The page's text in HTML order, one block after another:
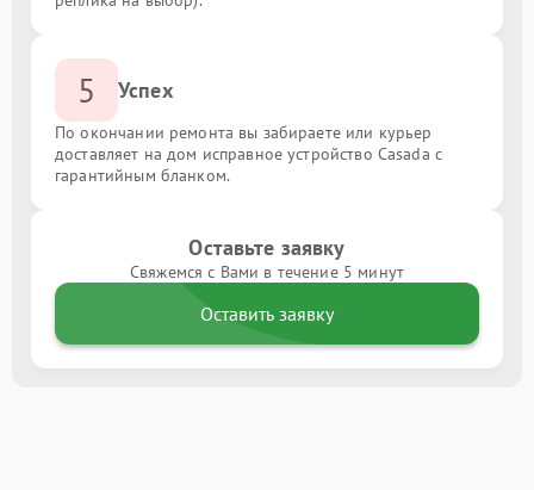
5 Успех
По окончании ремонта вы забираете или курьер
доставляет на дом исправное устройство Casada с
гарантийным бланком.
Оставьте заявку
Свяжемся с Вами в течение 5 минут
Оставить заявку